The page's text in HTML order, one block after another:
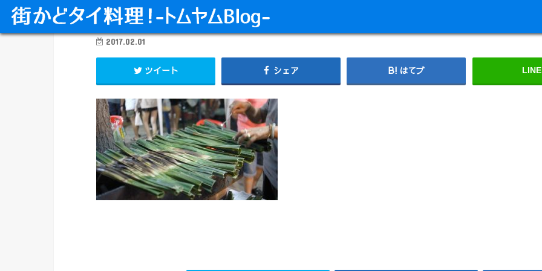
2017.02.01
ツイート シェア はてブ LINE